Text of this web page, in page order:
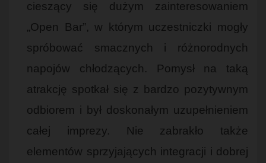
cieszący się dużym zainteresowaniem
„Open Bar”, w którym uczestniczki mogły
spróbować smacznych i różnorodnych
napojów chłodzących. Pomysł na taką
atrakcję spotkał się z bardzo pozytywnym
odbiorem i był doskonałym uzupełnieniem
całej imprezy. Nie zabrakło także
elementów sprzyjających integracji i dobrej